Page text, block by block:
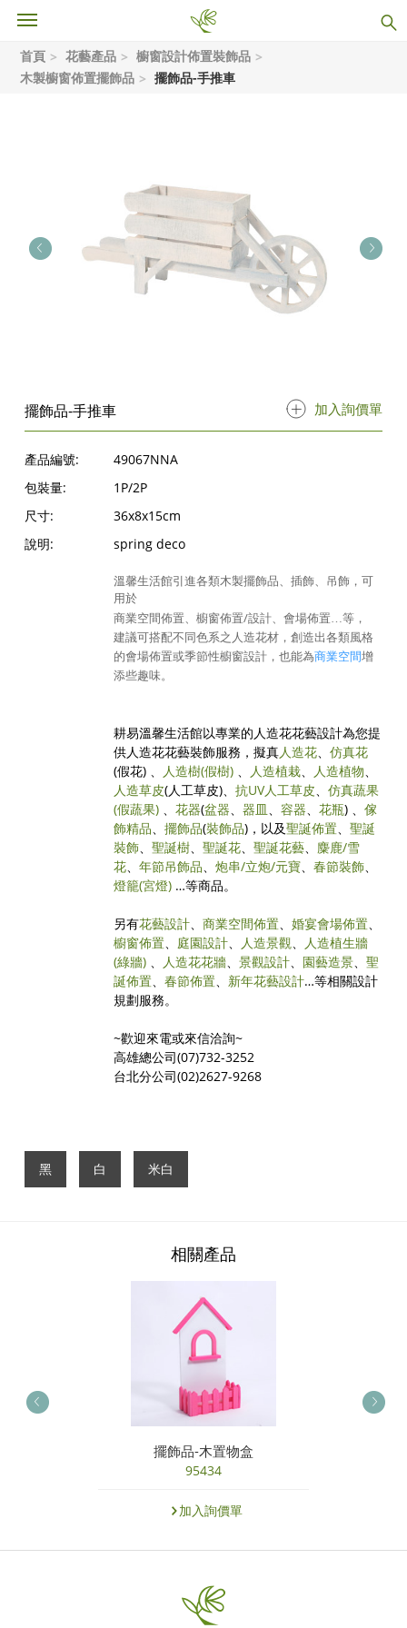
首頁 花藝產品
櫥窗設計佈置裝飾品
木製櫥窗佈置擺飾品
擺飾品-手推車
擺飾品-手推車 加入詢價單
產品編號:
49067NNA
包裝量:
1P/2P
尺寸:
36x8x15cm
說明:
spring deco
溫馨生活館引進各類木製擺飾品、插飾、吊飾，可
用於
商業空間佈置、櫥窗佈置/設計、會場佈置 …等，
建議可搭配不同色系之人造花材，創造出各類風格
的會場佈置或季節性櫥窗設計，也能為商業空間增
添些趣味。
耕易溫馨生活館以專業的人造花花藝設計為您提
供人造花花藝裝飾服務，擬真人造花、仿真花
(假花) 、 人造樹(假樹) 、 人造植栽、 人造植物、
人造草皮(人工草皮)、抗UV人工草皮、仿真蔬果
(假蔬果) 、花器(盆器、器皿、容器、花瓶) 、傢
飾精品、擺飾品(裝飾品)，以及聖誕佈置、聖誕
裝飾、聖誕樹、聖誕花、聖誕花藝、 麋鹿/雪
花、年節吊飾品、炮串/立炮/元寶、春節裝飾、
燈籠(宮燈) …等商品。
另有花藝設計、商業空間佈置、婚宴會場佈置、
櫥窗佈置、 庭園設計、 人造景觀、 人造植生牆
(綠牆) 、 人造花花牆、景觀設計、 園藝造景、聖
誕佈置、春節佈置、 新年花藝設計…等相關設計
規劃服務。
~歡迎來電或來信洽詢~
高雄總公司(07)732-3252
台北分公司(02)2627-9268
黑 白 米白
相關產品
擺飾品-木置物盒
95434
加入詢價單